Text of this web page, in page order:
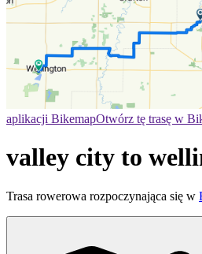
aplikacji BikemapOtwórz tę trasę w
valley city to
Trasa rowerowa rozpoczynająca się w